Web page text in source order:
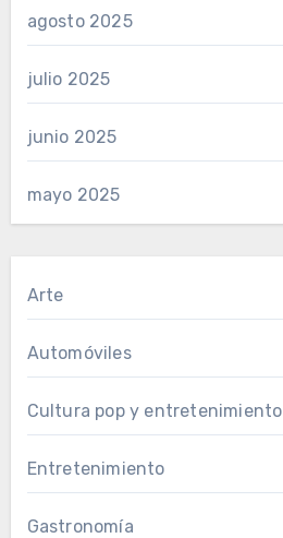
agosto 2025
julio 2025
junio 2025
mayo 2025
Arte
Automóviles
Cultura pop y entretenimiento
Entretenimiento
Gastronomía